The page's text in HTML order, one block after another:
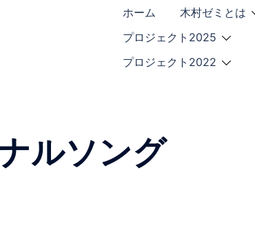
ホーム 木村ゼミとは
プロジェクト2025
プロジェクト2022
ルソング